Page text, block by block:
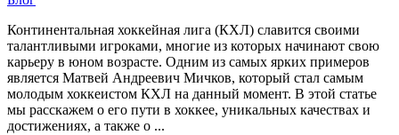
Континентальная хоккейная лига (КХЛ) славится своими
талантливыми игроками, многие из которых начинают свою
карьеру в юном возрасте. Одним из самых ярких примеров
является Матвей Андреевич Мичков, который стал самым
молодым хоккеистом КХЛ на данный момент. В этой статье
мы расскажем о его пути в хоккее, уникальных качествах и
достижениях, а также о ...